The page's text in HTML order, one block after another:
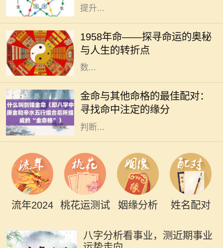
提升...
1958年命——探寻命运的奥秘
与人生的转折点
1958年，对于很多人来说，也许只是
一年，但对于一些特别的个体来说，
这一年却是命运的转折点。在这一年
中，许多事件交织在一起，造就了无
数...
金命与其他命格的最佳配对：
寻找命中注定的缘分
在中国传统命理学中，五行理论将人
的命运与自然的元素紧密相连。金
命，作为五行之一，象征着坚硬、刚
毅与财富。金命的人通常具有出众的
判断...
流年2024 桃花运测试 姻缘分析 姓名配对
八字分析看事业，测近期事业